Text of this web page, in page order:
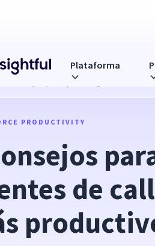
Plataforma
4 consejos para que los agentes de call
PRODUCTIVITY
de